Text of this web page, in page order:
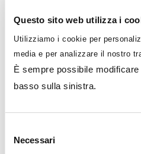
Questo sito web utilizza i
Utilizziamo i cookie per
media e per analizzare il nostro
È sempre possibile
basso sulla sinistra.
delNecessari
3.
(o